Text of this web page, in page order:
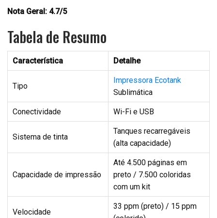
Nota Geral: 4.7/5
Tabela de Resumo
Característica Detalhe
Tipo
Impressora Ecotank
Sublimática
Conectividade Wi-Fi e USB
Sistema de tinta
Tanques recarregáveis
(alta capacidade)
Capacidade de impressão
Até 4.500 páginas em
preto / 7.500 coloridas
com um kit
Velocidade
33 ppm (preto) / 15 ppm